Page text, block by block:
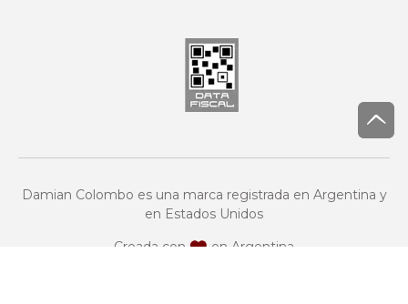
Damian Colombo es una marca registrada en Argentina y
en Estados Unidos
Creada con
en Argentina